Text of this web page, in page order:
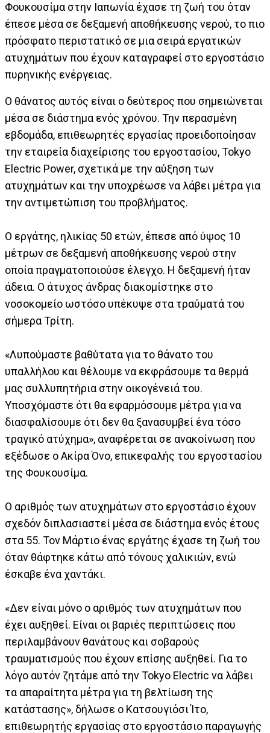
Φουκουσίμα στην Ιαπωνία έχασε τη ζωή του όταν
έπεσε μέσα σε δεξαμενή αποθήκευσης νερού, το πιο
πρόσφατο περιστατικό σε μια σειρά εργατικών
ατυχημάτων που έχουν καταγραφεί στο εργοστάσιο
πυρηνικής ενέργειας.
Ο θάνατος αυτός είναι ο δεύτερος που σημειώνεται
μέσα σε διάστημα ενός χρόνου. Την περασμένη
εβδομάδα, επιθεωρητές εργασίας προειδοποίησαν
την εταιρεία διαχείρισης του εργοστασίου, Tokyo
Electric Power, σχετικά με την αύξηση των
ατυχημάτων και την υποχρέωσε να λάβει μέτρα για
την αντιμετώπιση του προβλήματος.
Ο εργάτης, ηλικίας 50 ετών, έπεσε από ύψος 10
μέτρων σε δεξαμενή αποθήκευσης νερού στην
οποία πραγματοποιούσε έλεγχο. Η δεξαμενή ήταν
άδεια. Ο άτυχος άνδρας διακομίστηκε στο
νοσοκομείο ωστόσο υπέκυψε στα τραύματά του
σήμερα Τρίτη.
«Λυπούμαστε βαθύτατα για το θάνατο του
υπαλλήλου και θέλουμε να εκφράσουμε τα θερμά
μας συλλυπητήρια στην οικογένειά του.
Υποσχόμαστε ότι θα εφαρμόσουμε μέτρα για να
διασφαλίσουμε ότι δεν θα ξανασυμβεί ένα τόσο
τραγικό ατύχημα», αναφέρεται σε ανακοίνωση που
εξέδωσε ο Ακίρα Όνο, επικεφαλής του εργοστασίου
της Φουκουσίμα.
Ο αριθμός των ατυχημάτων στο εργοστάσιο έχουν
σχεδόν διπλασιαστεί μέσα σε διάστημα ενός έτους
στα 55. Τον Μάρτιο ένας εργάτης έχασε τη ζωή του
όταν θάφτηκε κάτω από τόνους χαλικιών, ενώ
έσκαβε ένα χαντάκι.
«Δεν είναι μόνο ο αριθμός των ατυχημάτων που
έχει αυξηθεί. Είναι οι βαριές περιπτώσεις που
περιλαμβάνουν θανάτους και σοβαρούς
τραυματισμούς που έχουν επίσης αυξηθεί. Για το
λόγο αυτόν ζητάμε από την Tokyo Electric να λάβει
τα απαραίτητα μέτρα για τη βελτίωση της
κατάστασης», δήλωσε ο Κατσουγιόσι Ίτο,
επιθεωρητής εργασίας στο εργοστάσιο παραγωγής